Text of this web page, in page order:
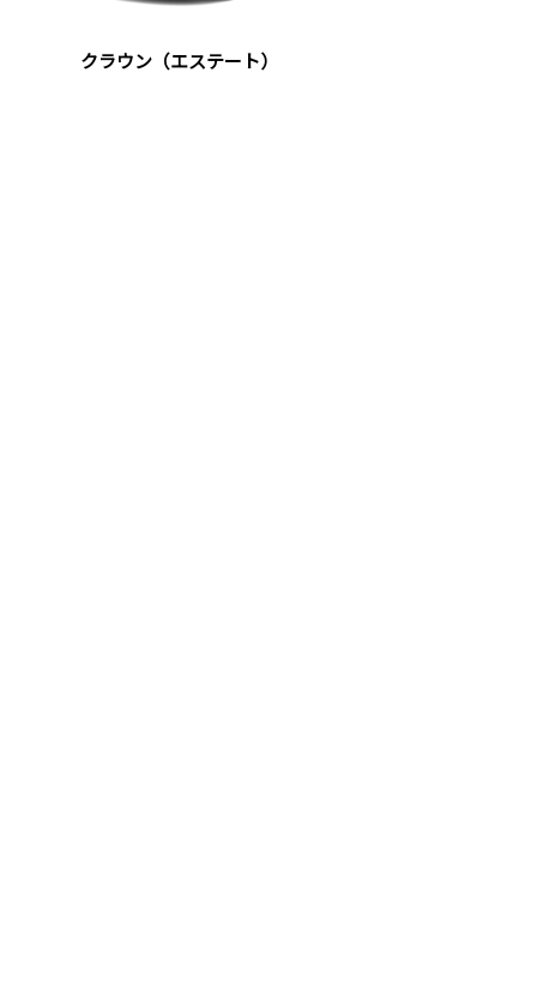
クラウン（エステート）